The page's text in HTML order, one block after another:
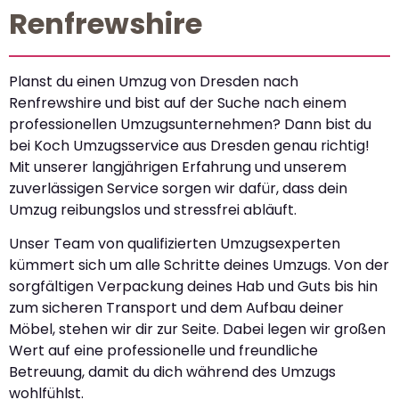
Renfrewshire
Planst du einen Umzug von Dresden nach
Renfrewshire und bist auf der Suche nach einem
professionellen Umzugsunternehmen? Dann bist du
bei Koch Umzugsservice aus Dresden genau richtig!
Mit unserer langjährigen Erfahrung und unserem
zuverlässigen Service sorgen wir dafür, dass dein
Umzug reibungslos und stressfrei abläuft.
Unser Team von qualifizierten Umzugsexperten
kümmert sich um alle Schritte deines Umzugs. Von der
sorgfältigen Verpackung deines Hab und Guts bis hin
zum sicheren Transport und dem Aufbau deiner
Möbel, stehen wir dir zur Seite. Dabei legen wir großen
Wert auf eine professionelle und freundliche
Betreuung, damit du dich während des Umzugs
wohlfühlst.